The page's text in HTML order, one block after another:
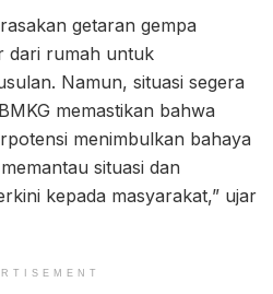
getaran gempa
dari rumah untuk
Namun, situasi segera
memastikan bahwa
menimbulkan bahaya
situasi dan
kepada masyarakat,” ujar